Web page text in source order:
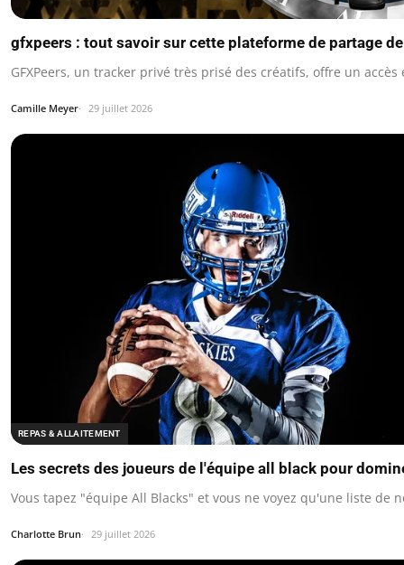
gfxpeers : tout savoir sur cette plateforme de partage
GFXPeers, un tracker privé très prisé des créatifs, offre un
Camille Meyer 29 juillet 2026
REPAS & ALLAITEMENT
Les secrets des joueurs de l'équipe all black pour
Vous tapez "équipe All Blacks" et vous ne voyez qu'une liste de
Charlotte Brun 29 juillet 2026